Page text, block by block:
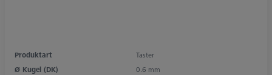
Produktart
Taster
Ø Kugel (DK)
0.6 mm